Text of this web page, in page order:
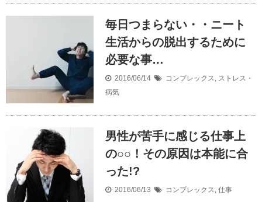
毎日つまらない・・ニート
生活からの脱出するために
必要な事…
2016/06/14 コンプレックス
ストレス・
病気
男性が苦手に感じる仕事上
の○○！その原因は本能に合
った!?
2016/06/13 コンプレックス 仕事